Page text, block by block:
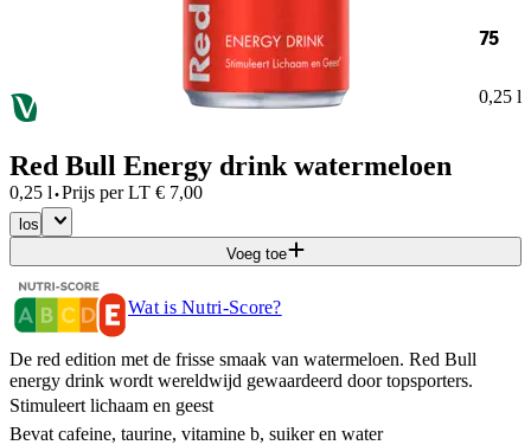
75
0,25 l
Red Bull Energy drink watermeloen
0,25 l·Prijs per LT € 7,00
los
Voeg toe
Wat is Nutri-Score?
De red edition met de frisse smaak van watermeloen. Red Bull
energy drink wordt wereldwijd gewaardeerd door topsporters.
Stimuleert lichaam en geest
Bevat cafeine, taurine, vitamine b, suiker en water